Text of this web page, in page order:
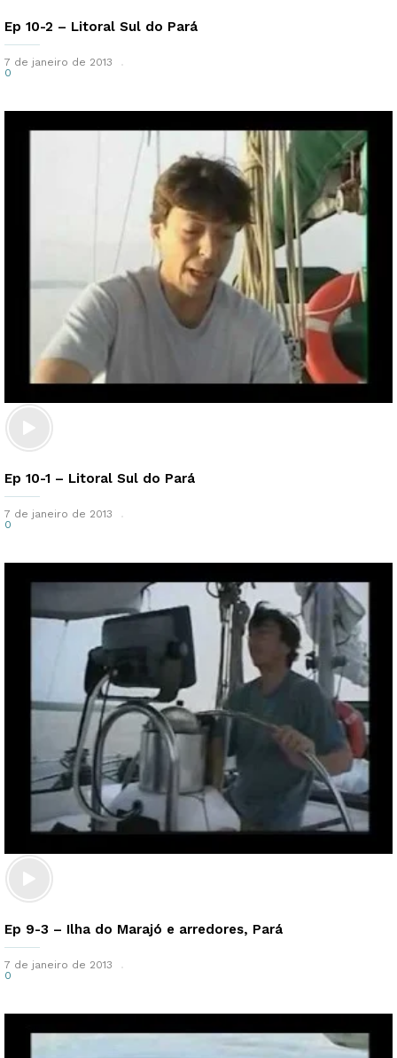
Ep 10-2 – Litoral Sul do Pará
7 de janeiro de 2013
0
Ep 10-1 – Litoral Sul do Pará
7 de janeiro de 2013
0
Ep 9-3 – Ilha do Marajó e arredores, Pará
7 de janeiro de 2013
0